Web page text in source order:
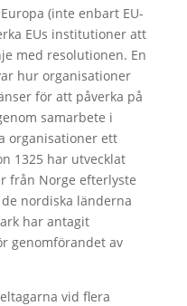
(inte enbart EU-
EUs institutioner att
med resolutionen. En
hur organisationer
för att påverka på
samarbete i
organisationer ett
1325 har utvecklat
från Norge efterlyste
nordiska länderna
har antagit
genomförandet av
vid flera